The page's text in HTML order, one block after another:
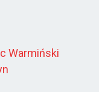
Warmiński